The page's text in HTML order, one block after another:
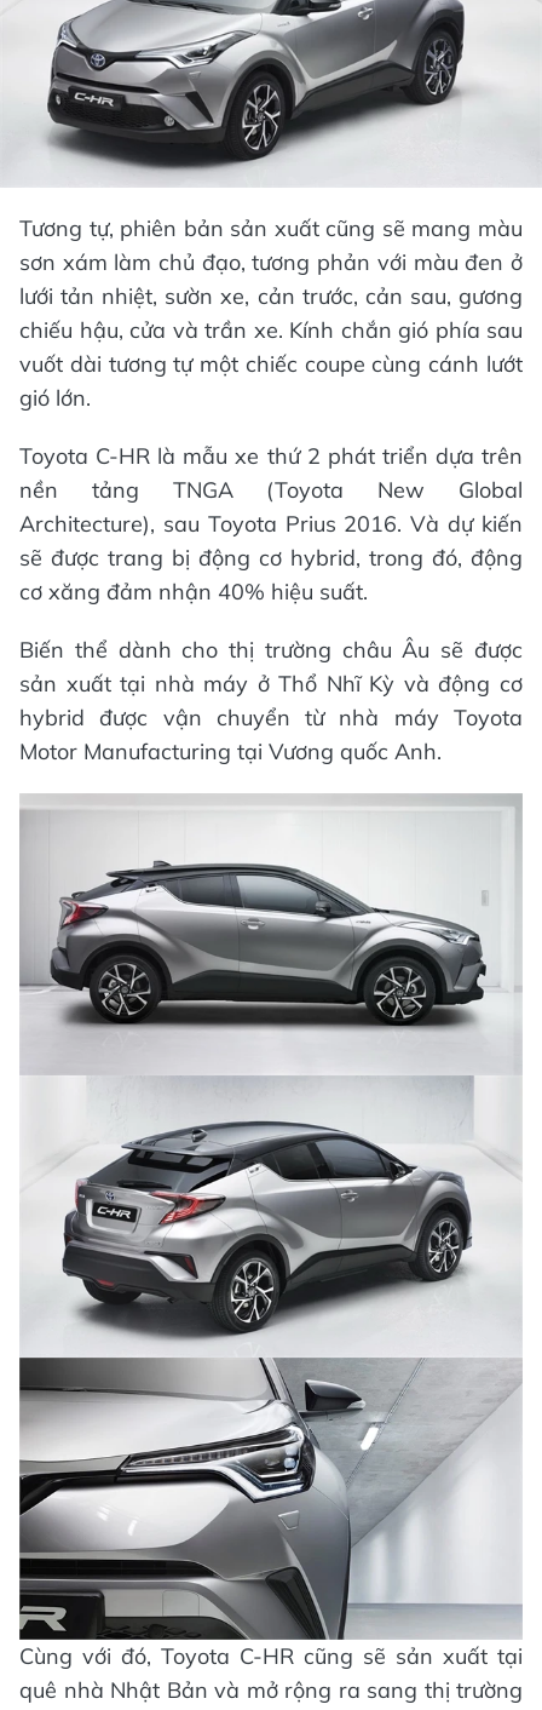
Tương tự, phiên bản sản xuất cũng sẽ mang màu
sơn xám làm chủ đạo, tương phản với màu đen ở
lưới tản nhiệt, sườn xe, cản trước, cản sau, gương
chiếu hậu, cửa và trần xe. Kính chắn gió phía sau
vuốt dài tương tự một chiếc coupe cùng cánh lướt
gió lớn.
Toyota C-HR là mẫu xe thứ 2 phát triển dựa trên
nền tảng TNGA (Toyota New Global
Architecture), sau Toyota Prius 2016. Và dự kiến
sẽ được trang bị động cơ hybrid, trong đó, động
cơ xăng đảm nhận 40% hiệu suất.
Biến thể dành cho thị trường châu Âu sẽ được
sản xuất tại nhà máy ở Thổ Nhĩ Kỳ và động cơ
hybrid được vận chuyển từ nhà máy Toyota
Motor Manufacturing tại Vương quốc Anh.
Cùng với đó, Toyota C-HR cũng sẽ sản xuất tại
quê nhà Nhật Bản và mở rộng ra sang thị trường